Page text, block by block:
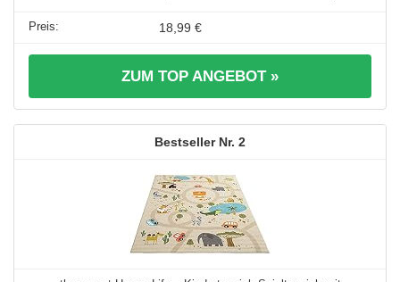
18,99 €
ZUM TOP ANGEBOT »
2